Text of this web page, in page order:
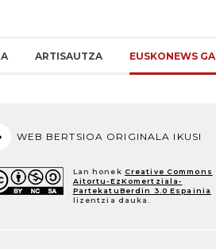
ARTISAUTZA EUSKONEWS
WEB BERTSIOA ORIGINALA IKUSI
Lan honek Creative Commons
Aitortu-EzKomertziala-
PartekatuBerdin 3.0 Espainia
lizentzia dauka.